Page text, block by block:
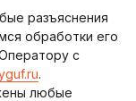
разъяснения
обработки его
с
.
любые